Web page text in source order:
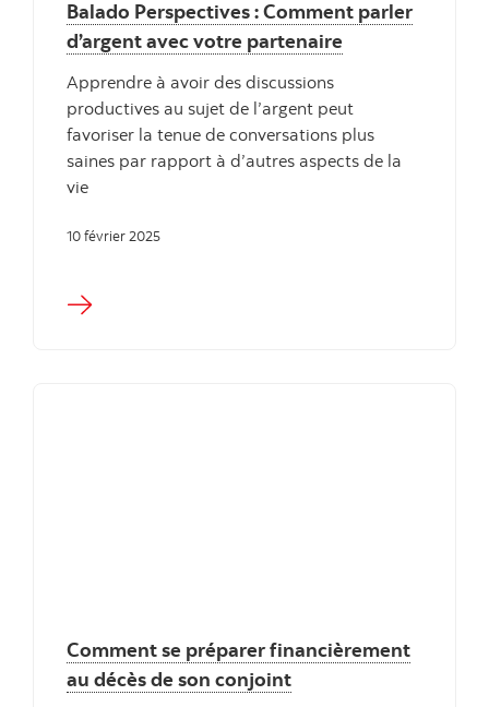
Balado Perspectives : Comment parler
d’argent avec votre partenaire
Apprendre à avoir des discussions
productives au sujet de l’argent peut
favoriser la tenue de conversations plus
saines par rapport à d’autres aspects de la
vie
10 février 2025
Comment se préparer financièrement
au décès de son conjoint